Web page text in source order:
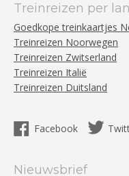
Treinreizen per
Goedkope treinkaartjes
Treinreizen Noorwegen
Treinreizen Zwitserland
Treinreizen Italië
Treinreizen Duitsland
Facebook
Nieuwsbrief